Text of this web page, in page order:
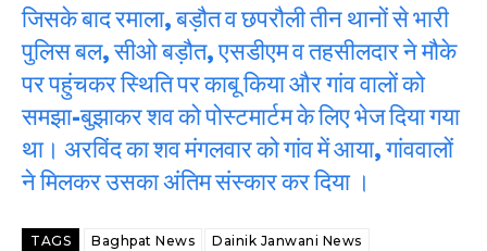
जिसके बाद रमाला, बड़ौत व छपरौली तीन थानों से भारी
पुलिस बल, सीओ बड़ौत, एसडीएम व तहसीलदार ने मौके
पर पहुंचकर स्थिति पर काबू किया और गांव वालों को
समझा-बुझाकर शव को पोस्टमार्टम के लिए भेज दिया गया
था। अरविंद का शव मंगलवार को गांव में आया, गांववालों
ने मिलकर उसका अंतिम संस्कार कर दिया ।
TAGS Baghpat News
Dainik Janwani News